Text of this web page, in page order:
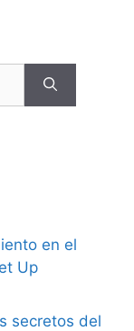
en el
Up
secretos del